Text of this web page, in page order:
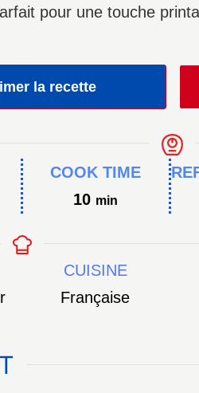
pour une touche
la recette
COOK TIME
10minutes
min
CUISINE
Française